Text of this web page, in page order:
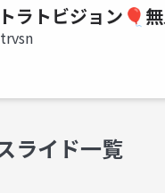
ラトビジョン🎈
ライド一覧